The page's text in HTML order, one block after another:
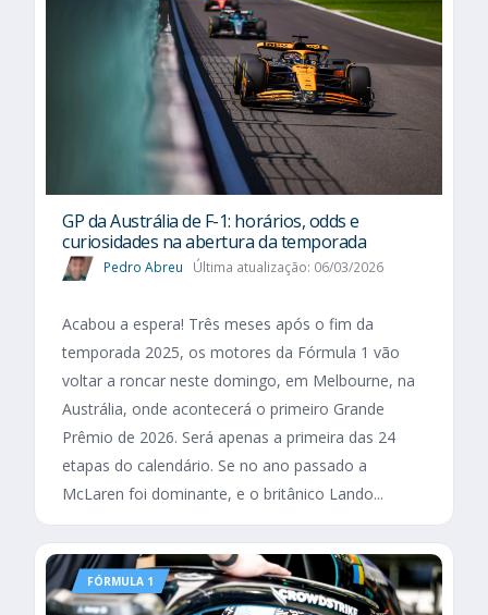
GP da Austrália de F-1: horários, odds e
curiosidades na abertura da temporada
Pedro Abreu Última atualização: 06/03/2026
Acabou a espera! Três meses após o fim da
temporada 2025, os motores da Fórmula 1 vão
voltar a roncar neste domingo, em Melbourne, na
Austrália, onde acontecerá o primeiro Grande
Prêmio de 2026. Será apenas a primeira das 24
etapas do calendário. Se no ano passado a
McLaren foi dominante, e o britânico Lando...
FÓRMULA 1